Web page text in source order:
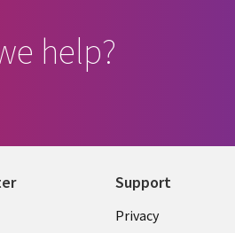
help?
Support
Legal
Privacy